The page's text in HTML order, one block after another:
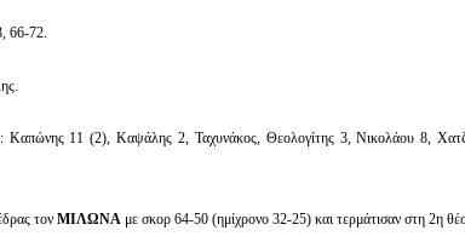
66-72.
11 (2), Καψάλης 2, Ταχυνάκος, Θεολογίτης 3, Νικολάου 8,
τον ΜΙΛΩΝΑ με σκορ 64-50 (ημίχρονο 32-25) και τερμάτισαν στη 2η